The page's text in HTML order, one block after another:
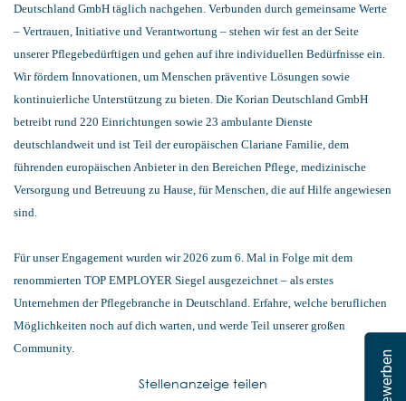
Deutschland GmbH täglich nachgehen. Verbunden durch gemeinsame Werte
– Vertrauen, Initiative und Verantwortung – stehen wir fest an der Seite
unserer Pflegebedürftigen und gehen auf ihre individuellen Bedürfnisse ein.
Wir fördern Innovationen, um Menschen präventive Lösungen sowie
kontinuierliche Unterstützung zu bieten. Die Korian Deutschland GmbH
betreibt rund 220 Einrichtungen sowie 23 ambulante Dienste
deutschlandweit und ist Teil der europäischen Clariane Familie, dem
führenden europäischen Anbieter in den Bereichen Pflege, medizinische
Versorgung und Betreuung zu Hause, für Menschen, die auf Hilfe angewiesen
sind.
Für unser Engagement wurden wir 2026 zum 6. Mal in Folge mit dem
renommierten TOP EMPLOYER Siegel ausgezeichnet – als erstes
Unternehmen der Pflegebranche in Deutschland. Erfahre, welche beruflichen
Möglichkeiten noch auf dich warten, und werde Teil unserer großen
Community.
Stellenanzeige teilen